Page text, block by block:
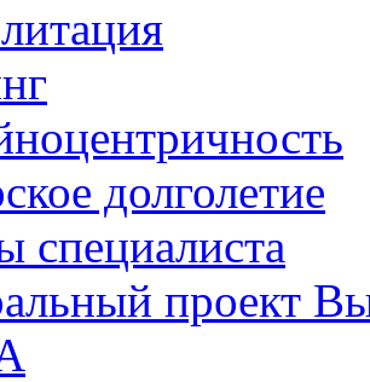
долголетие
специалиста
проект